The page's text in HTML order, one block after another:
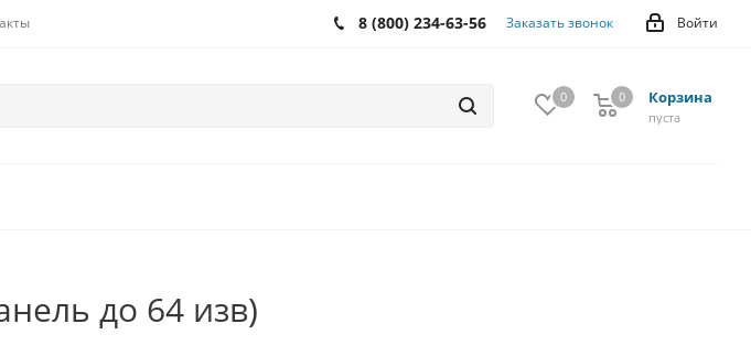
Войти
8 (800) 234-63-56 Заказать звонок
0 Корзина
0
пуста
0
до 64 изв)